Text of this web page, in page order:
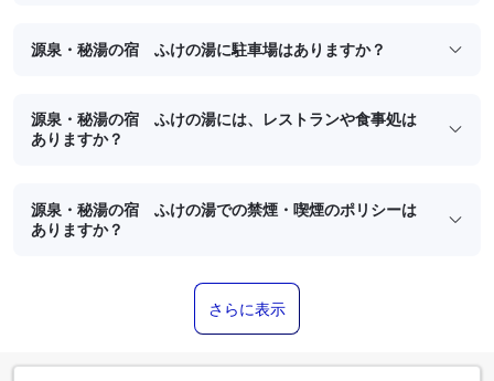
源泉・秘湯の宿 ふけの湯に駐車場はありますか？
源泉・秘湯の宿 ふけの湯には、レストランや食事処は
ありますか？
源泉・秘湯の宿 ふけの湯での禁煙・喫煙のポリシーは
ありますか？
さらに表示